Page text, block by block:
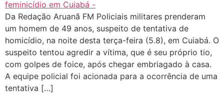
Da Redação Aruanã FM Policiais militares prenderam
um homem de 49 anos, suspeito de tentativa de
homicídio, na noite desta terça-feira (5.8), em Cuiabá. O
suspeito tentou agredir a vítima, que é seu próprio tio,
com golpes de foice, após chegar embriagado à casa.
A equipe policial foi acionada para a ocorrência de uma
tentativa […]